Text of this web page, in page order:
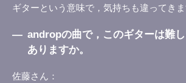
ギターという意味で，気持ちも違ってきま
― andropの曲で，このギターは難
ありますか。
佐藤さん